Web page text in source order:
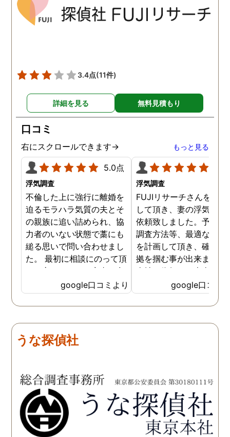
3.4点(11件)
詳細を見る 無料見積もり
口コミ
右にスクロールできます→ もっと見る
5.0点
浮気調査
不倫した上に強行に離婚を
迫るモラハラ気質の夫とそ
の親族に追い詰められ、協
力者のいない状態で藁にも
縋る思いで問い合わせまし
た。 最初に相談にのって頂
いた方も、とても率直に意
見を言っていただき、また
費用面も正直に答えていた
だき、私の望む結果を得る
言えないですが、それでも
少しでも低く抑えるアドバ
た。 調査も私の望む結果を
得るべく、尽力して頂き、
密に連絡をいただきなが
ら、丁寧に対応してくださ
いました。 おかげで、とて
google口コミより
浮気調査
FUJIリサーチさんをご紹
して頂き、妻の浮気調査
依頼致しました。予算か
調査方法等、最適なやり
を計画して頂き、確実な
拠を掴む事が出来ました
当社に依頼して本当に良
ったと実感しております
依頼中にはいろいろな相
も聞いて頂き、救われる
謝しております。 私と
何かありましたらご相談
せて頂きたいと思います
google口コミ
うな探偵社